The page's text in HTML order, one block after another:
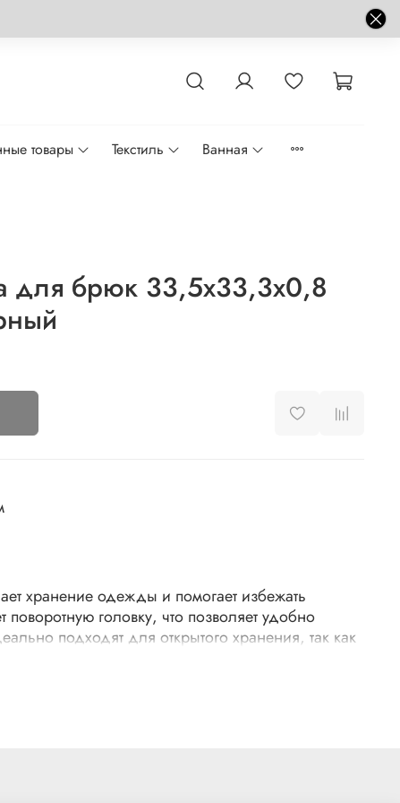
товары Текстиль Ванная
для брюк 33,5x33,3x0,8
хранение одежды и помогает избежать
головку, что позволяет удобно
подходят для открытого хранения, так как
дизайну и нейтральному цвету не создают